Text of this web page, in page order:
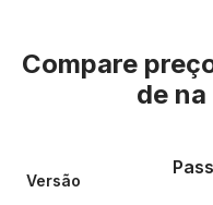
Compare
de
Versão